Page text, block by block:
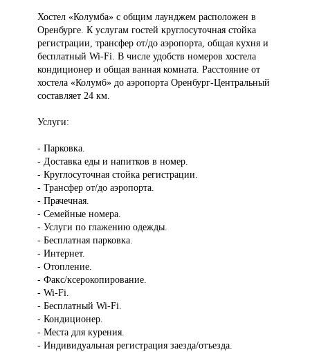
Хостел «Колумба»с общим лаунджем расположен в
Оренбурге. К услугам гостей круглосуточная стойка
регистрации, трансфер от/до аэропорта, общая кухня и
бесплатный Wi-Fi. В числе удобств номеров хостела
кондиционер и общая ванная комната. Расстояние от
хостела «Колумб» до аэропорта Оренбург-Центральный
составляет 24 км.
Услуги:
- Парковка.
- Доставка еды и напитков в номер.
- Круглосуточная стойка регистрации.
- Трансфер от/до аэропорта.
- Прачечная.
- Семейные номера.
- Услуги по глажению одежды.
- Бесплатная парковка.
- Интернет.
- Отопление.
- Факс/ксерокопирование.
- Wi-Fi.
- Бесплатный Wi-Fi.
- Кондиционер.
- Места для курения.
- Индивидуальная регистрация заезда/отъезда.